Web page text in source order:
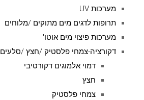
מערכות UV
תרופות לדגים מים מתוקים /מלוחים
מערכות פיצוי מים אוטו'
דקורציה-צמחי פלסטיק /חצץ /סלעים
דמוי אלמוגים דקורטיבי
חצץ
צמחי פלסטיק